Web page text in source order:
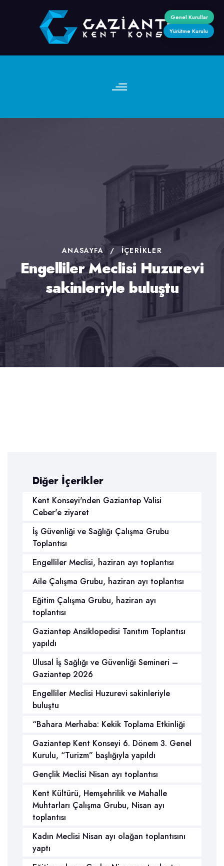
Genel Kurullar
Yürütme Kurulu
ANASAYFA / İÇERIKLER
Engelliler Meclisi Huzurevi
sakinleriyle buluştu
Diğer İçerikler
Kent Konseyi'nden Gaziantep Valisi
Ceber'e ziyaret
İş Güvenliği ve Sağlığı Çalışma Grubu
Toplantısı
Engelliler Meclisi, haziran ayı toplantısı
Aile Çalışma Grubu, haziran ayı toplantısı
Eğitim Çalışma Grubu, haziran ayı
toplantısı
Gaziantep Ansiklopedisi Tanıtım Toplantısı
yapıldı
Ulusal İş Sağlığı ve Güvenliği Semineri –
Gaziantep 2026
Engelliler Meclisi Huzurevi sakinleriyle
buluştu
“Bahara Merhaba: Kekik Toplama Etkinliği
Gaziantep Kent Konseyi 6. Dönem 3. Genel
Kurulu, “Turizm” başlığıyla yapıldı
Gençlik Meclisi Nisan ayı toplantısı
Kent Kültürü, Hemşehrilik ve Mahalle
Muhtarları Çalışma Grubu, Nisan ayı
toplantısı
Kadın Meclisi Nisan ayı olağan toplantısını
yaptı